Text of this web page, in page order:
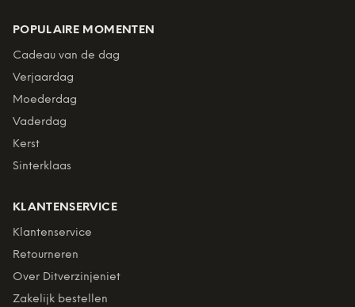
POPULAIRE MOMENTEN
Cadeau van de dag
Verjaardag
Moederdag
Vaderdag
Kerst
Sinterklaas
KLANTENSERVICE
Klantenservice
Retourneren
Over Ditverzinjeniet
Zakelijk bestellen